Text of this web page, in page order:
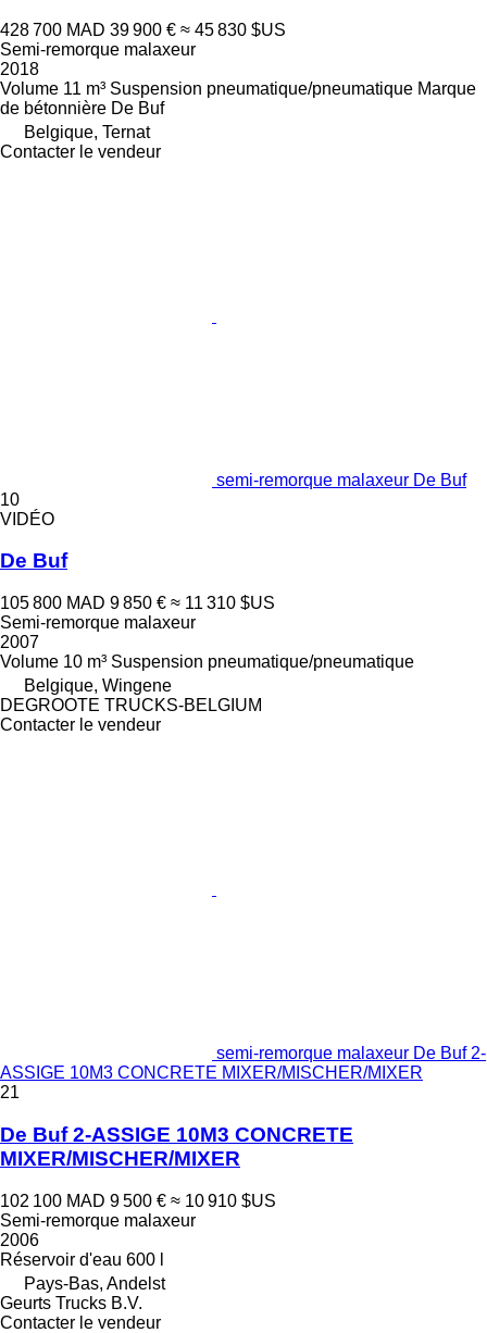
428 700 MAD 39 900 € ≈ 45 830 $US
Semi-remorque malaxeur
2018
Volume 11 m³ Suspension pneumatique/pneumatique Marque
de bétonnière De Buf
Belgique, Ternat
Contacter le vendeur
semi-remorque malaxeur De Buf
10
VIDÉO
De Buf
105 800 MAD 9 850 € ≈ 11 310 $US
Semi-remorque malaxeur
2007
Volume 10 m³ Suspension pneumatique/pneumatique
Belgique, Wingene
DEGROOTE TRUCKS-BELGIUM
Contacter le vendeur
semi-remorque malaxeur De Buf 2-
ASSIGE 10M3 CONCRETE MIXER/MISCHER/MIXER
21
De Buf 2-ASSIGE 10M3 CONCRETE
MIXER/MISCHER/MIXER
102 100 MAD 9 500 € ≈ 10 910 $US
Semi-remorque malaxeur
2006
Réservoir d'eau 600 l
Pays-Bas, Andelst
Geurts Trucks B.V.
Contacter le vendeur